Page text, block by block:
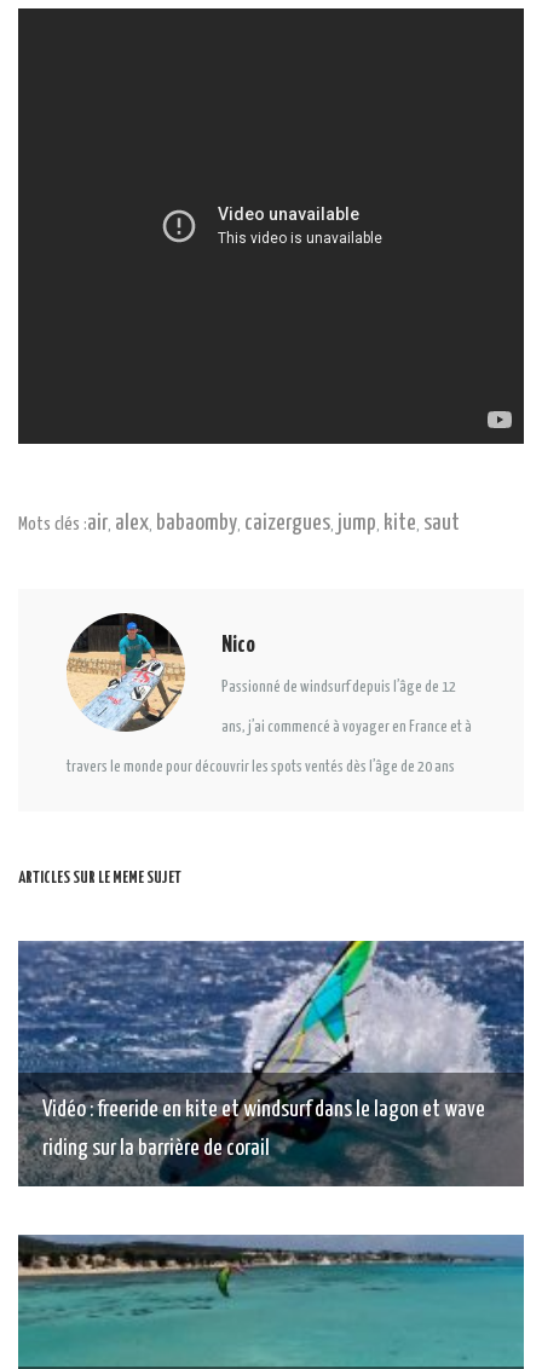
Mots clés :air, alex, babaomby, caizergues, jump, kite, saut
Nico
Passionné de windsurf depuis l’âge de 12
ans, j’ai commencé à voyager en France et à
travers le monde pour découvrir les spots ventés dès l’âge de 20 ans
ARTICLES SUR LE MEME SUJET
Vidéo : freeride en kite et windsurf dans le lagon et wave
riding sur la barrière de corail